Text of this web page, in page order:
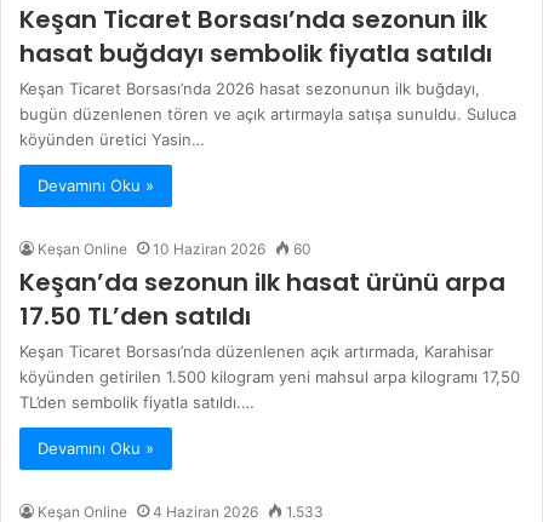
Keşan Ticaret Borsası’nda sezonun ilk
hasat buğdayı sembolik fiyatla satıldı
Keşan Ticaret Borsası’nda 2026 hasat sezonunun ilk buğdayı,
bugün düzenlenen tören ve açık artırmayla satışa sunuldu. Suluca
köyünden üretici Yasin…
Devamını Oku »
Keşan Online 10 Haziran 2026 60
Keşan’da sezonun ilk hasat ürünü arpa
17.50 TL’den satıldı
Keşan Ticaret Borsası’nda düzenlenen açık artırmada, Karahisar
köyünden getirilen 1.500 kilogram yeni mahsul arpa kilogramı 17,50
TL’den sembolik fiyatla satıldı.…
Devamını Oku »
Keşan Online 4 Haziran 2026 1.533